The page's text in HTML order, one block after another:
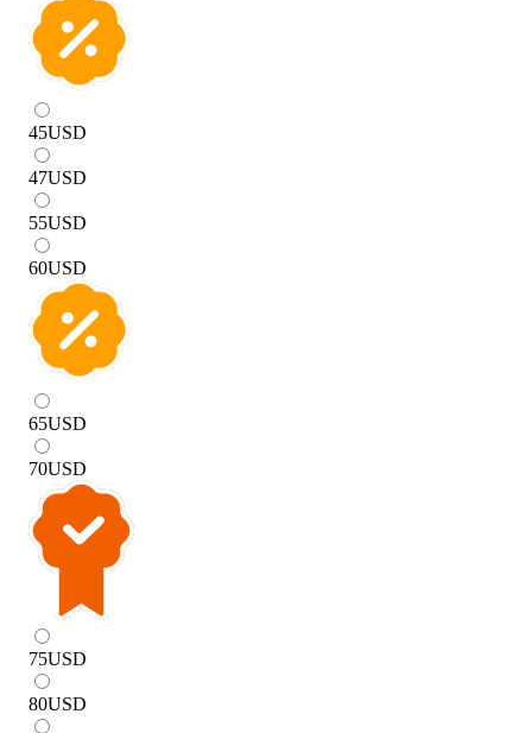
45USD
47USD
55USD
60USD
65USD
70USD
75USD
80USD